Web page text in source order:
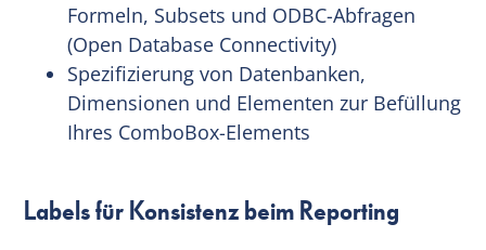
Formeln, Subsets und ODBC-Abfragen
(Open Database Connectivity)
Spezifizierung von Datenbanken,
Dimensionen und Elementen zur Befüllung
Ihres ComboBox-Elements
Labels für Konsistenz beim Reporting